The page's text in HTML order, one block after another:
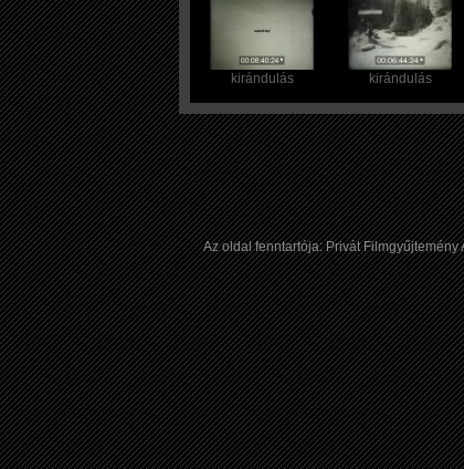
kirándulás kirándulás
Az oldal fenntartója: Privát